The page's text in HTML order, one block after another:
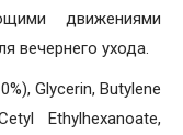
движениями
вечернего ухода.
Glycerin, Butylene
Ethylhexanoate,